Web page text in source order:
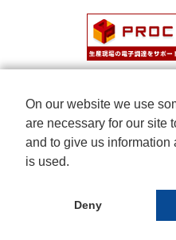
On our website we use
are necessary for our site
and to give us information
is used.
Deny